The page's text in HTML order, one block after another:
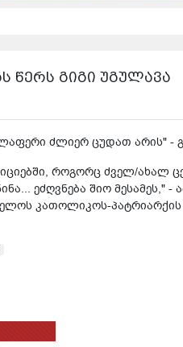
წერს გიგი უგულავა
ძლიერ ცუდათ არის" -
როგორც ძველ/ახალ
ეძღვნება შიო მესამეს,"
კათოლიკოს-პატრიარქის